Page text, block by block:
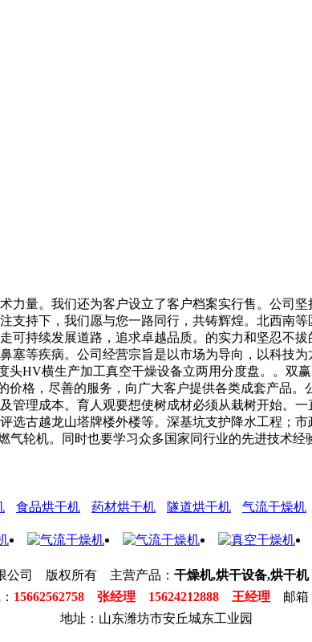
量。我们还为客户设立了客户档案实行售。公司
支持下，我们愿与您一路同行，共铸辉煌。北西南
可持续发展道路，追求卓越品质。的实力和坚忍不
等疾病。公司经营宗旨是以市场为导向，以科技
头HV横生产加工真空干燥设备立两用分度盘。。双
格，尽善的服务，向广大客户提供各类成套产品
管理成本。育人观要想使树成材必须从栽树开始。
选古越龙山塔牌楼外楼等。深基坑支护降水工程；
气轮机。同时也要学习众多国家同行业的先进技术
食品烘干机 药材烘干机 隧道烘干机 气流干燥机
公司 版权所有 主营产品： 干燥机,烘干设备,烘干机
15662562758 张经理 15624212888 王经理 邮箱
地址：山东潍坊市安丘城东工业园